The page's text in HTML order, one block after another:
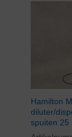
Hamilton
diluter/
spuiten 25